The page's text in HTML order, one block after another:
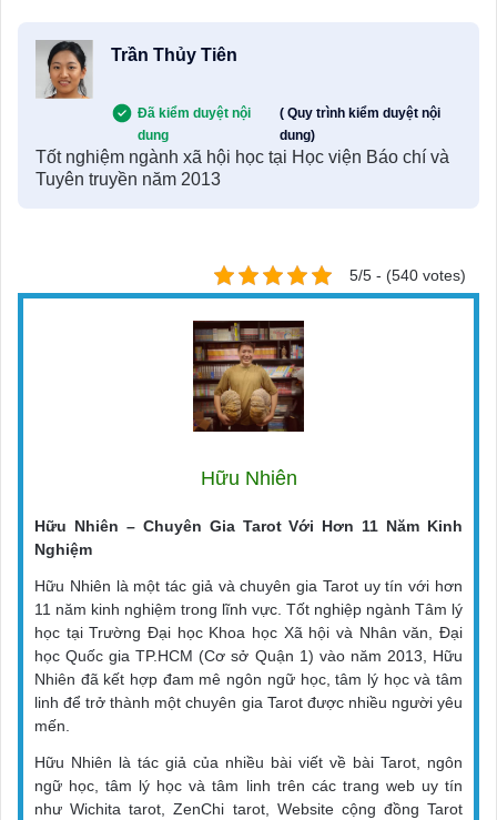
Trần Thủy Tiên
Đã kiểm duyệt nội
dung
( Quy trình kiểm duyệt nội
dung)
Tốt nghiệm ngành xã hội học tại Học viện Báo chí và
Tuyên truyền năm 2013
5/5 - (540 votes)
Hữu Nhiên
Hữu Nhiên – Chuyên Gia Tarot Với Hơn 11 Năm Kinh
Nghiệm
Hữu Nhiên là một tác giả và chuyên gia Tarot uy tín với hơn
11 năm kinh nghiệm trong lĩnh vực. Tốt nghiệp ngành Tâm lý
học tại Trường Đại học Khoa học Xã hội và Nhân văn, Đại
học Quốc gia TP.HCM (Cơ sở Quận 1) vào năm 2013, Hữu
Nhiên đã kết hợp đam mê ngôn ngữ học, tâm lý học và tâm
linh để trở thành một chuyên gia Tarot được nhiều người yêu
mến.
Hữu Nhiên là tác giả của nhiều bài viết về bài Tarot, ngôn
ngữ học, tâm lý học và tâm linh trên các trang web uy tín
như Wichita tarot, ZenChi tarot, Website cộng đồng Tarot